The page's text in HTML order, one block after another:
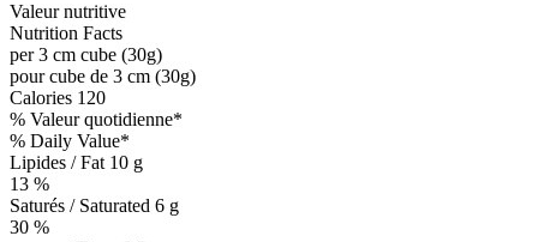
Valeur nutritive
Nutrition Facts
per 3 cm cube (30g)
pour cube de 3 cm (30g)
Calories 120
% Valeur quotidienne*
% Daily Value*
Lipides / Fat 10 g
13 %
Saturés / Saturated 6 g
30 %